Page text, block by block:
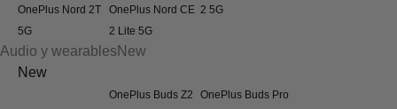
OnePlus Nord 2T
5G
OnePlus Nord CE
2 Lite 5G
2 5G
Audio y wearables New
New
OnePlus Buds Z2 OnePlus Buds Pro